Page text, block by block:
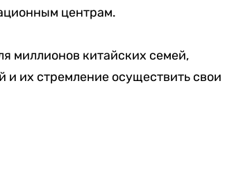
центрам.
миллионов китайских семей,
их стремление осуществить свои